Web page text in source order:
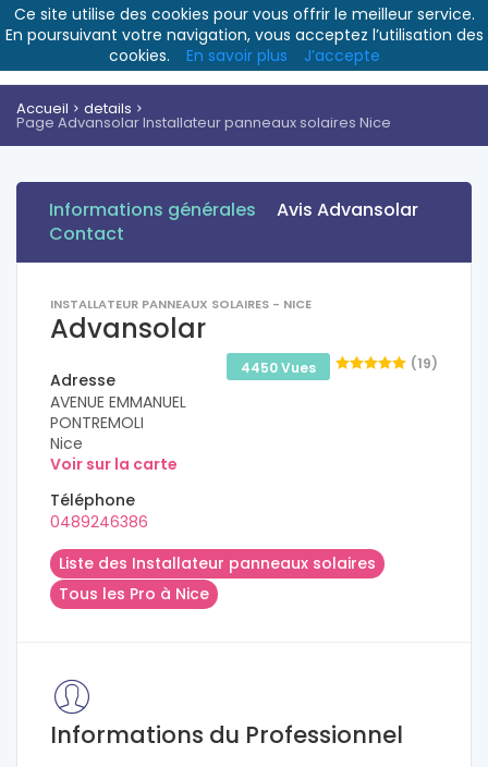
Accueil details
Page Advansolar Installateur panneaux solaires Nice
Informations générales
Avis Advansolar
Contact
INSTALLATEUR PANNEAUX SOLAIRES - NICE
Advansolar
(19)
4450 Vues
Adresse
AVENUE EMMANUEL
PONTREMOLI
Nice
Voir sur la carte
Téléphone
0489246386
Liste des Installateur panneaux solaires
Tous les Pro à Nice
Informations du Professionnel
Ce site utilise des cookies pour vous offrir le meilleur service.
En poursuivant votre navigation, vous acceptez l’utilisation des
cookies.
En savoir plus J’accepte